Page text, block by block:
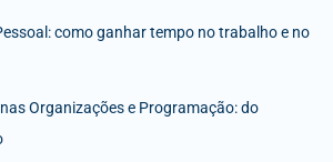
como ganhar tempo no trabalho e no
Organizações e Programação: do